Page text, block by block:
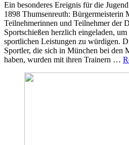
Ein besonderes Ereignis für die
1898 Thumsenreuth: Bürgermeisterin
Teilnehmerinnen und Teilnehmer der
Sportschießen herzlich eingeladen, um
sportlichen Leistungen zu würdigen.
Sportler, die sich in München bei den
haben, wurden mit ihren Trainern …